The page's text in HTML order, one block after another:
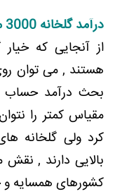
درآمد گلخانه 3000 متری
از آنجایی که خیار
هستند , می توان
بحث درآمد حساب
مقیاس کمتر را
کرد ولی گلخانه
بالایی دارند ,
کشورهای همسایه و